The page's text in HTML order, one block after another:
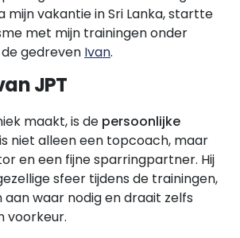
mijn vakantie in Sri Lanka, startte
met mijn trainingen onder
gedreven Ivan.
JPT
maakt, is de persoonlijke
niet alleen een topcoach, maar
en een fijne sparringpartner. Hij
sfeer tijdens de trainingen,
waar nodig en draait zelfs
voorkeur.